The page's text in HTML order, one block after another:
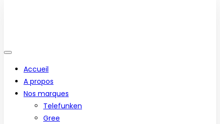
Accueil
A propos
Nos marques
Telefunken
Gree